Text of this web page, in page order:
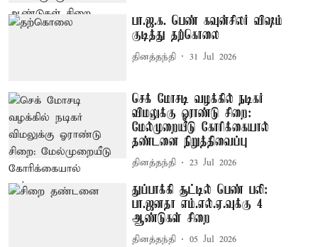
பா.ஜ.க. பெண் கவுன்சிலர் விஷம்
குடித்து தற்கொலை
தினத்தந்தி 31 Jul 2026
செக் மோசடி வழக்கில் நடிகர்
விமலுக்கு ஓராண்டு சிறை:
மேல்முறையீடு கோரிக்கையால்
தண்டனை நிறுத்திவைப்பு
தினத்தந்தி 23 Jul 2026
துப்பாக்கி சூட்டில் பெண் பலி:
பா.ஜனதா எம்.எல்.ஏ.வுக்கு 4
ஆண்டுகள் சிறை
தினத்தந்தி 05 Jul 2026